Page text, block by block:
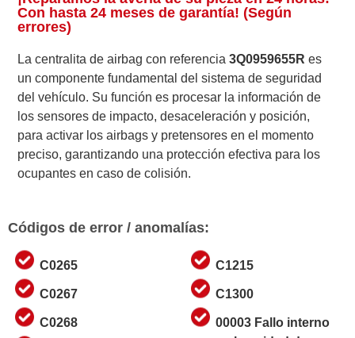
Con hasta 24 meses de garantía! (Según
errores)
La centralita de airbag con referencia3Q0959655R es
un componente fundamental del sistema de seguridad
del vehículo. Su función es procesar la información de
los sensores de impacto, desaceleración y posición,
para activar los airbags y pretensores en el momento
preciso, garantizando una protección efectiva para los
ocupantes en caso de colisión.
Códigos de error / anomalías:
C0265
C0267
C0268
C1215
C1300
00003 Fallo interno